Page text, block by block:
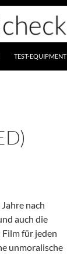
TEST-EQUIPMENT
nach
auch die
für jeden
unmoralische